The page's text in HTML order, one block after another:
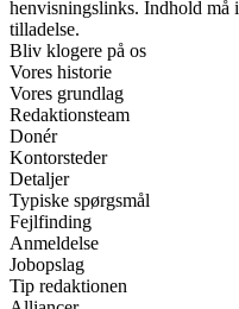
henvisningslinks. Indhold må
tilladelse.
Bliv klogere på os
Vores historie
Vores grundlag
Redaktionsteam
Donér
Kontorsteder
Detaljer
Typiske spørgsmål
Fejlfinding
Anmeldelse
Jobopslag
Tip redaktionen